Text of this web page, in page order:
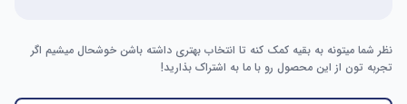
نظر شما میتونه به بقیه کمک کنه تا انتخاب بهتری داشته باشن خوشحال میشیم اگر
تجربه تون از این محصول رو با ما به اشتراک بذارید!